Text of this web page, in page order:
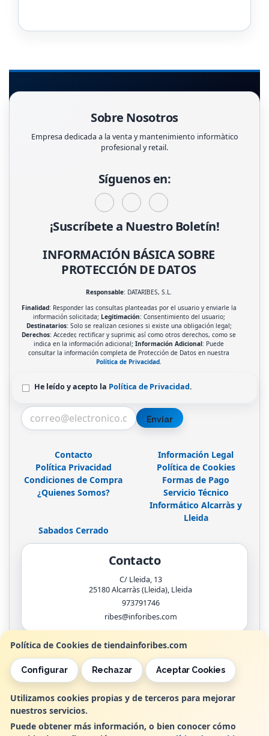
Política de Cookies de tiendainforibes.com
Configurar Rechazar Aceptar Cookies
Utilizamos cookies propias y de terceros para mejorar
nuestros servicios.
Puede obtener más información, o bien conocer cómo
Sobre Nosotros
Empresa dedicada a la venta y mantenimiento informàtico
profesional y retail.
Síguenos en:
¡Suscríbete a Nuestro Boletín!
INFORMACIÓN BÁSICA SOBRE
PROTECCIÓN DE DATOS
Responsable: DATARIBES, S.L.
Finalidad: Responder las consultas planteadas por el usuario y enviarle la
información solicitada; Legitimación: Consentimiento del usuario;
Destinatarios: Solo se realizan cesiones si existe una obligación legal;
Derechos: Acceder, rectificar y suprimir, así como otros derechos, como se
indica en la información adicional;Información Adicional: Puede
consultar la información completa de Protección de Datos en nuestra
Política de Privacidad
He leído y acepto la Política de Privacidad.
Enviar
Contacto
Información Legal
Política Privacidad
Política de Cookies
Condiciones de Compra
Formas de Pago
¿Quienes Somos?
Servicio Técnico
Informático Alcarràs y
Lleida
Sabados Cerrado
Contacto
C/ Lleida, 13
25180Alcarràs (Lleida), Lleida
973791746
ribes@inforibes.com
Horario
de 9:00am - 13:30am / 17:00pm - 20:00pm
, , , , España. - C.I.F.: B25362799 - Tfno: